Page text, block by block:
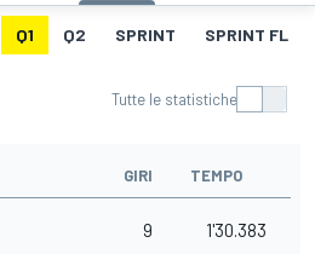
Q1 Q2 SPRINT SPRINT FL
Tutte le statistiche
GIRI TEMPO
9 1'30.383